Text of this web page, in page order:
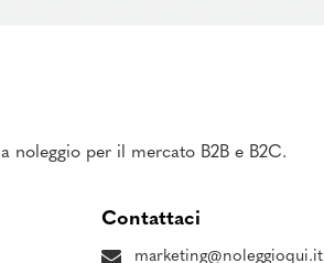
noleggio per il mercato B2B e B2C.
Contattaci
marketing@noleggioqui.it